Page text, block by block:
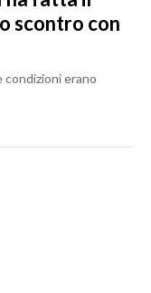
scontro con
condizioni erano